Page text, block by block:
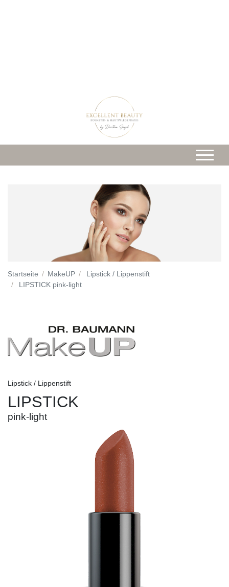
Startseite MakeUP
Lipstick / Lippenstift
LIPSTICK pink-light
Lipstick / Lippenstift
LIPSTICK
pink-light